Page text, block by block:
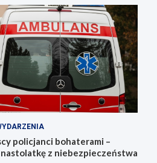
policjanci bohaterami –
z niebezpieczeństwa